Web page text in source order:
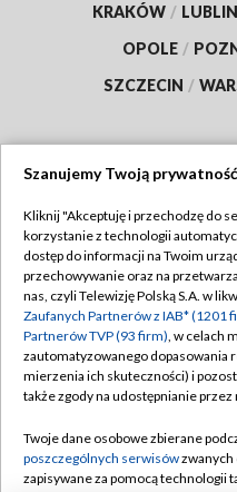
KRAKÓW / LUBLIN
OPOLE /
SZCZECIN /
Abonament TVP
Emisja w TVP
Centrum informacji TVP
Naziemna Telewizja
Rada Programowa
Szanujemy Twoją prywatność
Kliknij "Akceptuję i przechodzę do
korzystanie z technologii
dostęp do informacji na Twoim
przechowywanie oraz na
nas, czyli Telewizję Polską S.A. w
Zaufanych Partnerów z IAB* (1201
Partnerów TVP (93 firm), w celach
zautomatyzowanego dopasowania
mierzenia ich skuteczności) i
także zgody na udostępnianie
Twoje dane osobowe zbierane
poszczególnych serwisówzwanych
zapisywane za pomocą technologii